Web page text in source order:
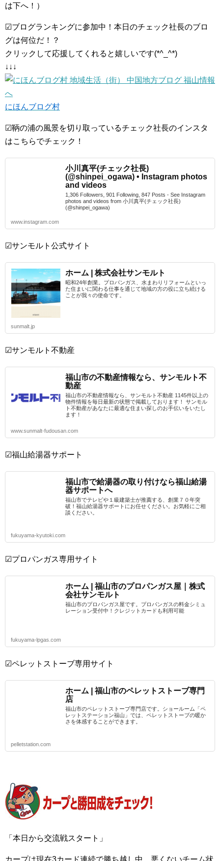
は下へ！）
☑ブログランキングに参加中！本日のチェック社長のブロ
グは何位だ！？
クリックして応援してくれると嬉しいです(*^_^*)
↓↓↓
にほんブログ村
☑鞆の浦の風景を切り取っているチェック社長のインスタ
はこちらでチェック！
小川真平(チェック社長)
(@shinpei_ogawa) • Instagram photos
and videos
1,306 Followers, 901 Following, 847 Posts - See Instagram
photos and videos from 小川真平(チェック社長)
(@shinpei_ogawa)
www.instagram.com
☑サンモルト公式サイト
ホーム | 株式会社サンモルト
昭和24年創業。プロパンガス、水まわりリフォームといっ
た住まいに関わる仕事を通じて地域の方の役に立ち続ける
ことが我々の使命です。
sunmalt.jp
☑サンモルト不動産
福山市の不動産情報なら、サンモルト不
動産
福山市の不動産情報なら、サンモルト不動産 1145件以上の
物件情報を毎日最新の状態で掲載しております！ サンモル
ト不動産があなたに最適な住まい探しのお手伝いをいたし
ます！
www.sunmalt-fudousan.com
☑福山給湯器サポート
福山市で給湯器の取り付けなら福山給湯
器サポートへ
福山市でテレビや１級建築士が推薦する、創業７０年突
破！福山給湯器サポートにお任せください。お気軽にご相
談ください。
fukuyama-kyutoki.com
☑プロパンガス専用サイト
ホーム | 福山市のプロパンガス屋｜株式
会社サンモルト
福山市のプロパンガス屋です。プロパンガスの料金シミュ
レーション受付中！クレジットカードも利用可能
fukuyama-lpgas.com
☑ペレットストーブ専用サイト
ホーム | 福山市のペレットストーブ専門
店
福山市のペレットストーブ専門店です。ショールーム「ペ
レットステーション福山」では、ペレットストーブの暖か
さを体感することができます。
pelletstation.com
「本日から交流戦スタート」
カープは現在3カード連続で勝ち越し中。悪くないチーム状